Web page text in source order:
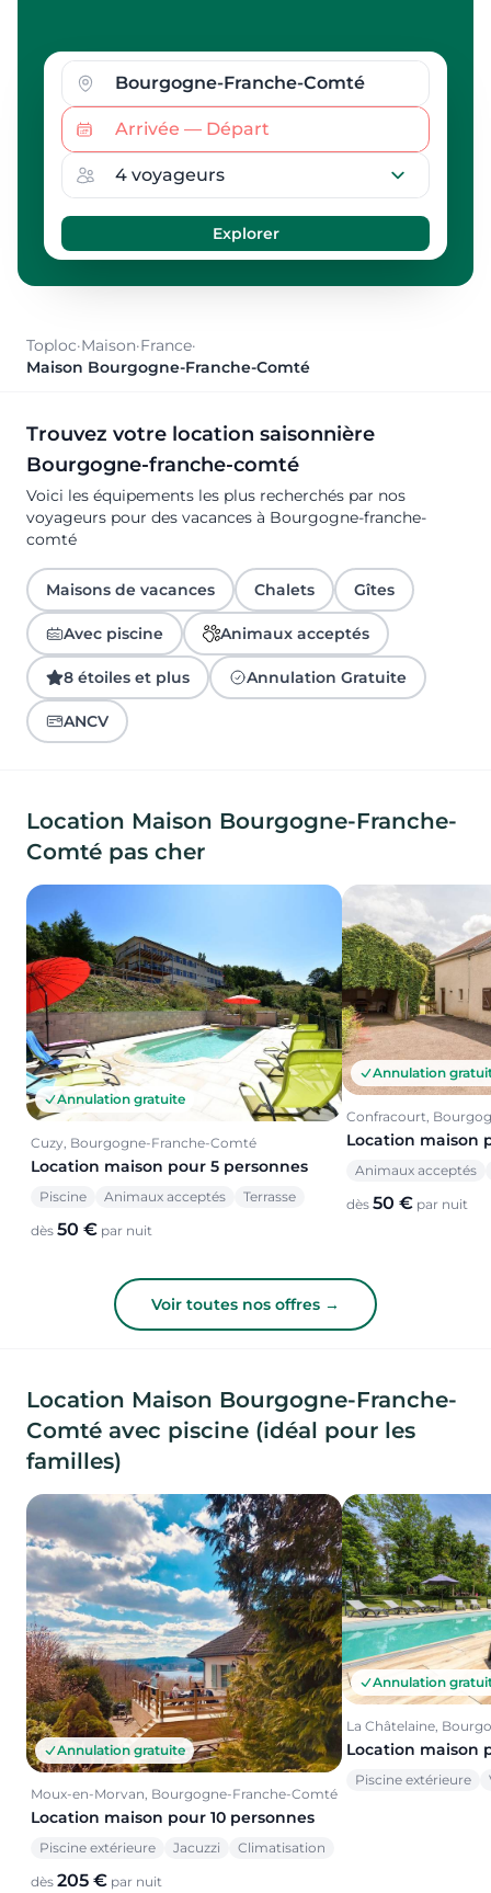
Toploc·Maison·France·
Maison Bourgogne-Franche-Comté
Trouvez votre location saisonnière
Bourgogne-franche-comté
Voici les équipements les plus recherchés par nos
voyageurs pour des vacances à Bourgogne-franche-
comté
Maisons de vacances Chalets Gîtes
Avec piscine Animaux acceptés
8 étoiles et plus Annulation Gratuite
ANCV
Location Maison Bourgogne-Franche-
Comté pas cher
Annulation gratuite
Cuzy, Bourgogne-Franche-Comté
Location maison pour 5 personnes
Piscine Animaux acceptés Terrasse
dès 50 € par nuit
Annulation
Confracourt,
Location maison
Animaux acceptés
dès 50 € par nuit
Voir toutes nos offres →
Location Maison Bourgogne-Franche-
Comté avec piscine (idéal pour les
familles)
Annulation gratuite
Moux-en-Morvan, Bourgogne-Franche-Comté
Location maison pour 10 personnes
Piscine extérieure Jacuzzi Climatisation
dès 205 € par nuit
Annulation
La Châtelaine,
Location maison
Piscine extérieure